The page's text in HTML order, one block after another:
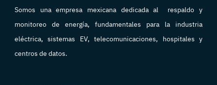
Somos una empresa mexicana dedicada al respaldo y
monitoreo de energía, fundamentales para la industria
eléctrica, sistemas EV, telecomunicaciones, hospitales y
centros de datos.